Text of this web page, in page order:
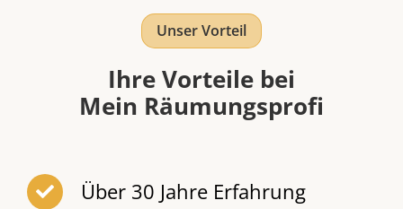
Unser Vorteil
Ihre Vorteile bei
Mein Räumungsprofi
Über 30 Jahre Erfahrung